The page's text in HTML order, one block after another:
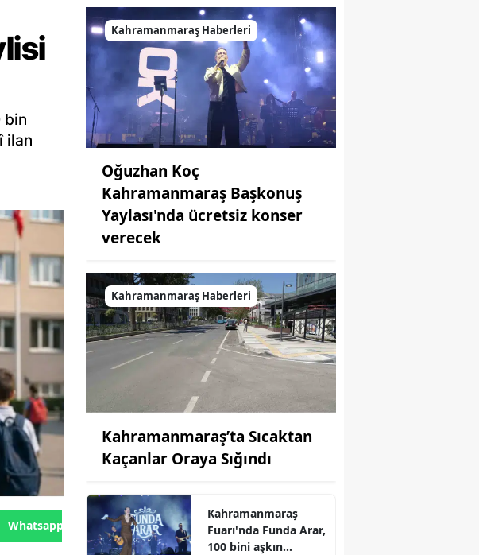
bin
ilan
Whatsapp'tan Gönder
Kahramanmaraş Haberleri
Oğuzhan Koç
Kahramanmaraş Başkonuş
Yaylası'nda ücretsiz konser
verecek
Kahramanmaraş Haberleri
Kahramanmaraş’ta Sıcaktan
Kaçanlar Oraya Sığındı
Kahramanmaraş
Fuarı'nda Funda Arar,
100 bini aşkın